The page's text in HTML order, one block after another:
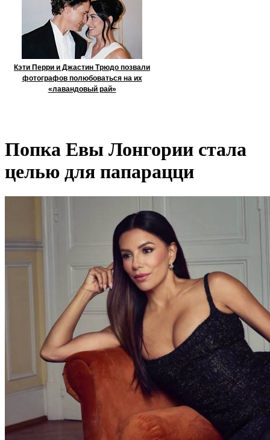
Кэти Перри и Джастин Трюдо позвали
фотографов полюбоваться на их
«лавандовый рай»
Попка Евы Лонгории стала
целью для папарацци